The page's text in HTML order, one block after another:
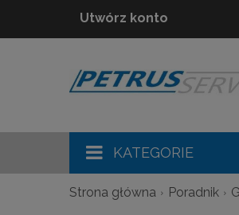
Utwórz konto
KATEGORIE
Strona główna Poradnik